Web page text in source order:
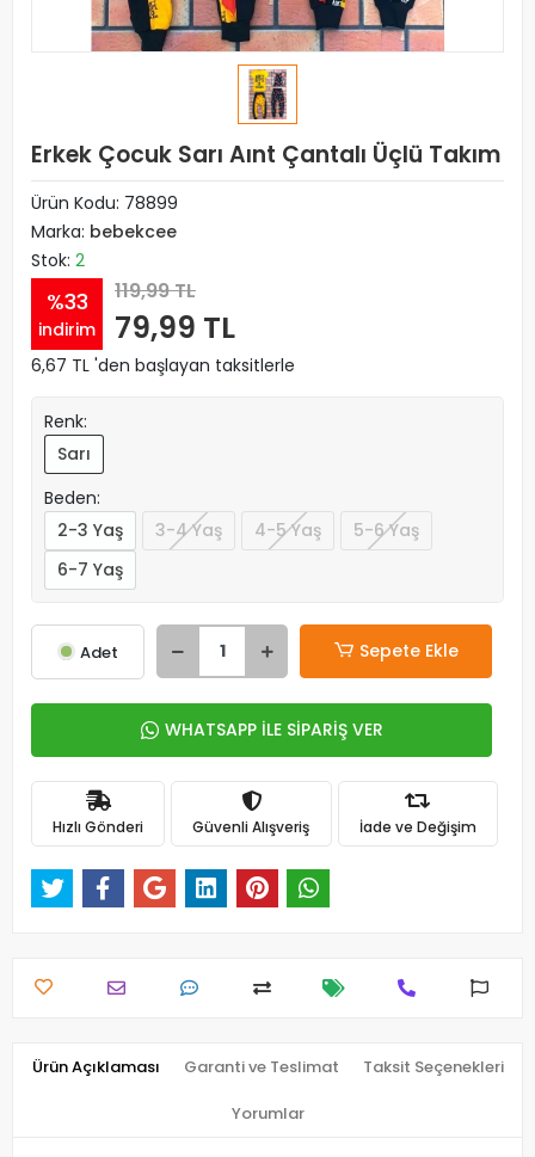
Erkek Çocuk Sarı Aınt Çantalı Üçlü Takım
Ürün Kodu: 78899
Marka: bebekcee
Stok: 2
%33
indirim
119,99 TL
79,99 TL
6,67 TL 'den başlayan taksitlerle
Renk:
Sarı
Beden:
2-3 Yaş
3-4 Yaş 4-5 Yaş
5-6 Yaş
6-7 Yaş
Adet Sepete Ekle
WHATSAPP İLE SİPARİŞ VER
Hızlı Gönderi Güvenli Alışveriş İade ve Değişim
Ürün Açıklaması Garanti ve Teslimat Taksit Seçenekleri
Yorumlar